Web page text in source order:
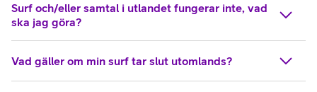
Surf och/eller samtal i utlandet fungerar inte, vad
ska jag göra?
Vad gäller om min surf tar slut utomlands?